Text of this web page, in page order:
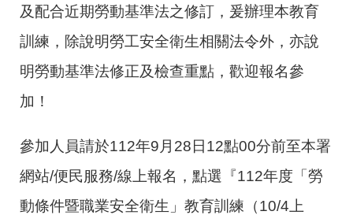
及配合近期勞動基準法之修訂，爰辦理本教育
訓練，除說明勞工安全衛生相關法令外，亦說
明勞動基準法修正及檢查重點，歡迎報名參
加！
參加人員請於112年9月28日12點00分前至本署
網站/便民服務/線上報名，點選『112年度「勞
動條件暨職業安全衛生」教育訓練（10/4上